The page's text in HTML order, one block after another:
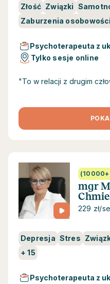
Złość Związki
Zaburzenia osobowości
Psychoterapeuta z
Tylko sesje online
"To w relacji z drugim
mgr
229 zł/
Depresja Stres
+15
Psychoterapeuta z